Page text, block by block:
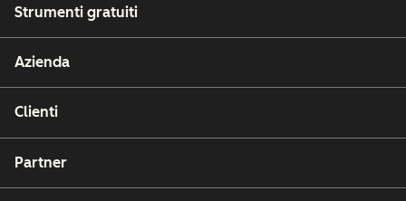
Strumenti gratuiti
Azienda
Clienti
Partner